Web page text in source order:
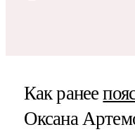
Как ранее
Оксана